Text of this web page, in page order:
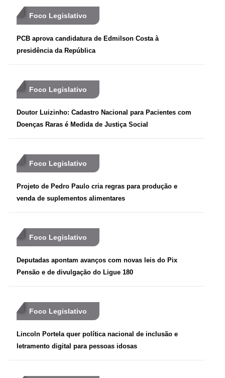
Foco Legislativo
PCB aprova candidatura de Edmilson Costa à
presidência da República
Foco Legislativo
Doutor Luizinho: Cadastro Nacional para Pacientes com
Doenças Raras é Medida de Justiça Social
Foco Legislativo
Projeto de Pedro Paulo cria regras para produção e
venda de suplementos alimentares
Foco Legislativo
Deputadas apontam avanços com novas leis do Pix
Pensão e de divulgação do Ligue 180
Foco Legislativo
Lincoln Portela quer política nacional de inclusão e
letramento digital para pessoas idosas